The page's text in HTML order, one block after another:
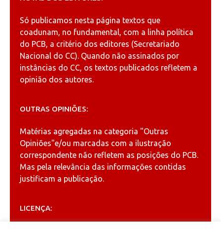
Só publicamos nesta página textos que
coadunam, no fundamental, com a linha política
do PCB, a critério dos editores (Secretariado
Nacional do CC). Quando não assinados por
instâncias do CC, os textos publicados refletem a
opinião dos autores.
OUTRAS OPINIÕES:
Matérias agregadas na categoria "Outras
Opiniões"e/ou marcadas com a ilustração
correspondente não refletem as posições do PCB.
Mas pela relevância das informações contidas
justificam a publicação.
LICENÇA: